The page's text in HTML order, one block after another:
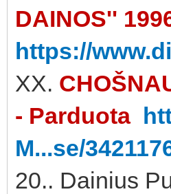
DAINOS''
https://
XX.
- Parduota
M...se/
20.. Dainius